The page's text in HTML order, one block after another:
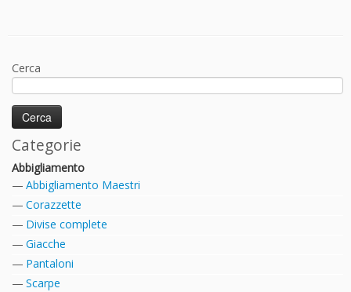
Cerca
Categorie
Abbigliamento
Abbigliamento Maestri
Corazzette
Divise complete
Giacche
Pantaloni
Scarpe